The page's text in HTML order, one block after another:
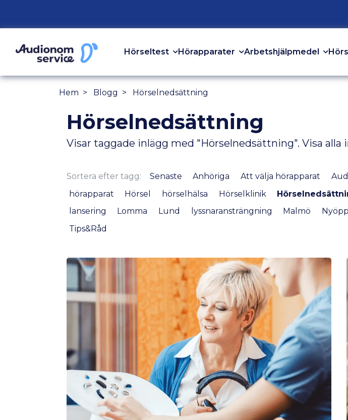
Hörseltest Hörapparater Arbetshjälpmedel
Hem Blogg Hörselnedsättning
Hörselnedsättning
Visar taggade inlägg med "Hörselnedsättning". Visa alla
Sortera efter tagg: Senaste Anhöriga Att välja hörapparat
hörapparat
Hörsel hörselhälsa Hörselklinik
lansering
Lomma Lund lyssnaransträngning Malmö
Tips&Råd